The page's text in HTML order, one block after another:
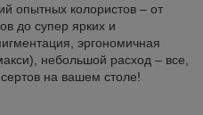
опытных колористов – от
до супер ярких и
эргономичная
небольшой расход – все,
на вашем столе!